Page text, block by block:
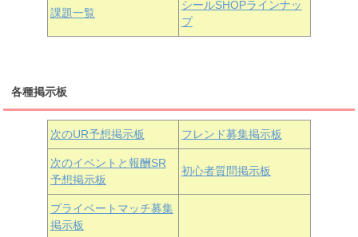
黒澤ダイヤ
朝香果林 近江彼方 エマ・ヴェルデ
課題一覧
シールSHOPラインナッ
プ
各種掲示板
次のUR予想掲示板 フレンド募集掲示板
次のイベントと報酬SR
予想掲示板
初心者質問掲示板
プライベートマッチ募集
掲示板